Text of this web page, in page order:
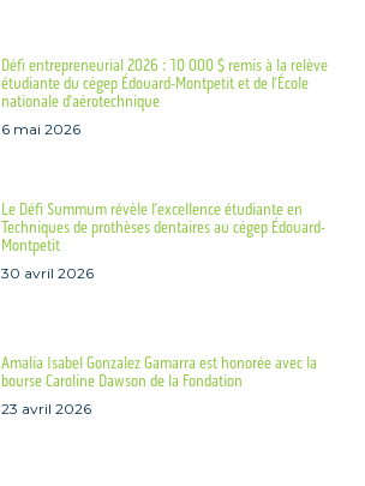
Défi entrepreneurial 2026 : 10 000 $ remis à la relève
étudiante du cégep Édouard-Montpetit et de l’École
nationale d’aérotechnique
6 mai 2026
Le Défi Summum révèle l’excellence étudiante en
Techniques de prothèses dentaires au cégep Édouard-
Montpetit
30 avril 2026
Amalia Isabel Gonzalez Gamarra est honorée avec la
bourse Caroline Dawson de la Fondation
23 avril 2026